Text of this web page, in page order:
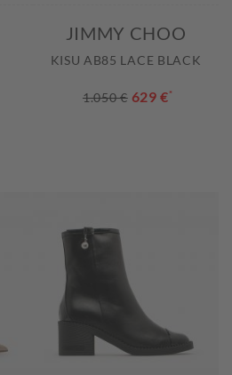
JIMMY CHOO
KISU AB85 LACE BLACK
1.050 € 629 €*